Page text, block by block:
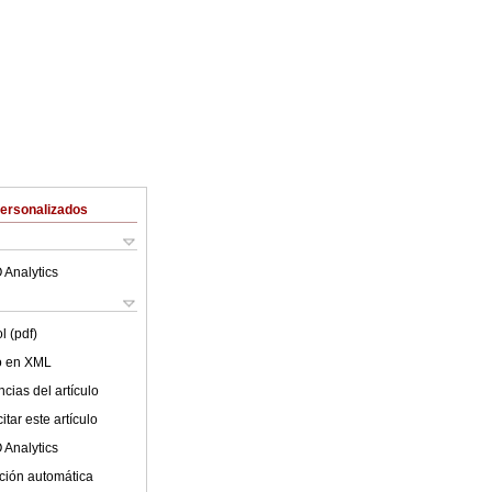
Analytics
(pdf)
en XML
del artículo
este artículo
Analytics
automática